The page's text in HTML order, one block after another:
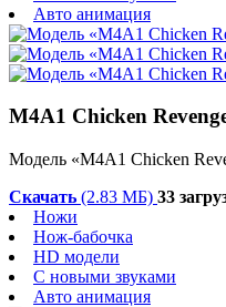
Авто анимация
M4A1 Chicken
Модель «M4A1 Chicken
Скачать (2.83 МБ) 33
Ножи
Нож-бабочка
HD модели
С новыми звуками
Авто анимация